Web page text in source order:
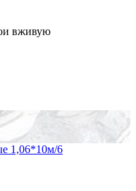
вживую
1,06*10м/6